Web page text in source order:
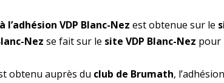
l’adhésion VDP Blanc-Nez est obtenue sur le
Nez se fait sur le site VDP Blanc-Nez pour
obtenu auprès du club de Brumath,